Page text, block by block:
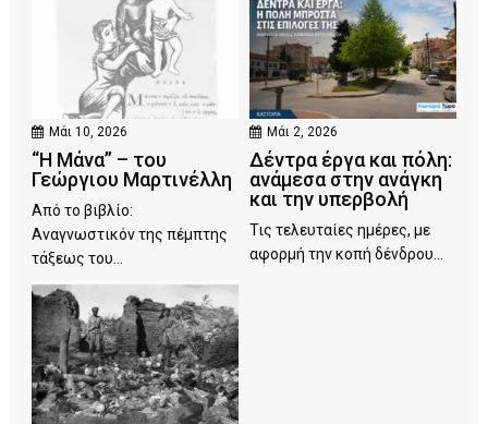
Μάι 10, 2026
“Η Μάνα” – του
Γεώργιου Μαρτινέλλη
Από το βιβλίο:
Αναγνωστικόν της πέμπτης
τάξεως του...
Μάι 2, 2026
Δέντρα έργα και πόλη:
ανάμεσα στην ανάγκη
και την υπερβολή
Τις τελευταίες ημέρες, με
αφορμή την κοπή δένδρου...